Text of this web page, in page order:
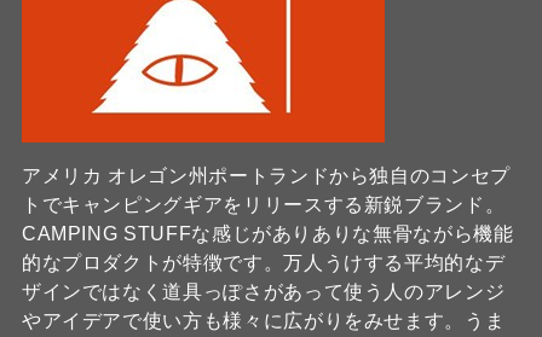
アメリカ オレゴン州ポートランドから独自のコンセプ
トでキャンピングギアをリリースする新鋭ブランド。
CAMPING STUFFな感じがありありな無骨ながら機能
的なプロダクトが特徴です。万人うけする平均的なデ
ザインではなく道具っぽさがあって使う人のアレンジ
やアイデアで使い方も様々に広がりをみせます。うま